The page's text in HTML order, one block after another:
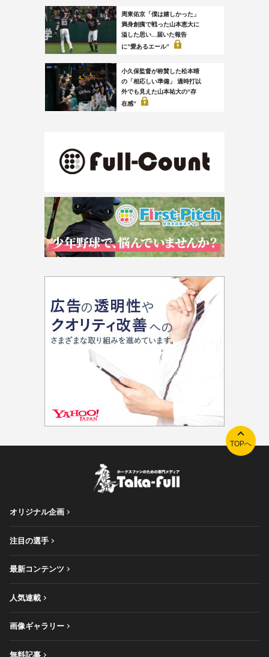
周東佑京「僕は嬉しかった」
満身創痍で戦った山本恵大に
溢した思い...届いた報告
に”愛あるエール”
小久保監督が称賛した松本晴
の「相応しい準備」 適時打以
外でも見えた山本祐大の“存
在感”
TOPへ
オリジナル企画
注目の選手
最新コンテンツ
人気連載
画像ギャラリー
無料記事